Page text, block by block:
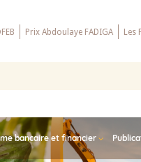
Prix Abdoulaye FADIGA Les
bancaire et financier